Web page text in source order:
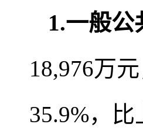
1.一般公
18,976万
35.9%，